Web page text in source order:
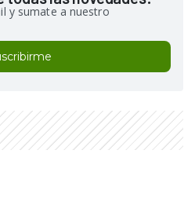
y sumate a nuestro